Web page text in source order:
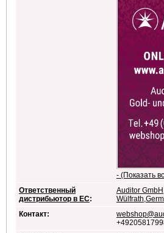
- (Показать
Ответственный
дистрибьютор в ЕС:
Auditor
Контакт: